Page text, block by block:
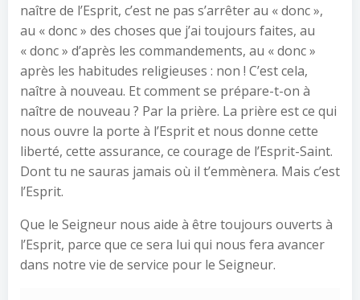
naître de l’Esprit, c’est ne pas s’arrêter au « donc »,
au « donc » des choses que j’ai toujours faites, au
« donc » d’après les commandements, au « donc »
après les habitudes religieuses : non ! C’est cela,
naître à nouveau. Et comment se prépare-t-on à
naître de nouveau ? Par la prière. La prière est ce qui
nous ouvre la porte à l’Esprit et nous donne cette
liberté, cette assurance, ce courage de l’Esprit-Saint.
Dont tu ne sauras jamais où il t’emmènera. Mais c’est
l’Esprit.
Que le Seigneur nous aide à être toujours ouverts à
l’Esprit, parce que ce sera lui qui nous fera avancer
dans notre vie de service pour le Seigneur.